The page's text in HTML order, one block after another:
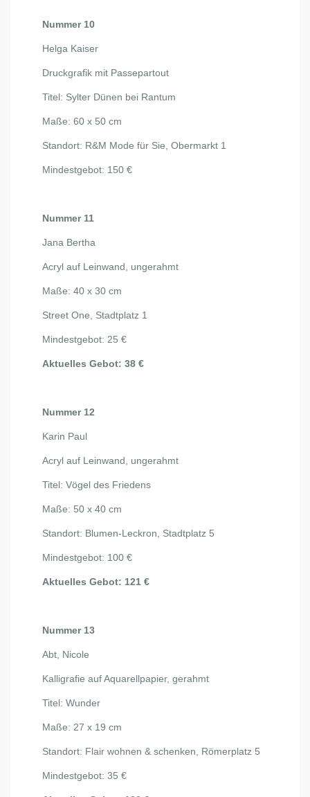
Nummer 10
Helga Kaiser
Druckgrafik mit Passepartout
Titel: Sylter Dünen bei Rantum
Maße: 60 x 50 cm
Standort: R&M Mode für Sie, Obermarkt 1
Mindestgebot: 150 €
Nummer 11
Jana Bertha
Acryl auf Leinwand, ungerahmt
Maße: 40 x 30 cm
Street One, Stadtplatz 1
Mindestgebot: 25 €
Aktuelles Gebot: 38 €
Nummer 12
Karin Paul
Acryl auf Leinwand, ungerahmt
Titel: Vögel des Friedens
Maße: 50 x 40 cm
Standort: Blumen-Leckron, Stadtplatz 5
Mindestgebot: 100 €
Aktuelles Gebot: 121 €
Nummer 13
Abt, Nicole
Kalligrafie auf Aquarellpapier, gerahmt
Titel: Wunder
Maße: 27 x 19 cm
Standort: Flair wohnen & schenken, Römerplatz 5
Mindestgebot: 35 €